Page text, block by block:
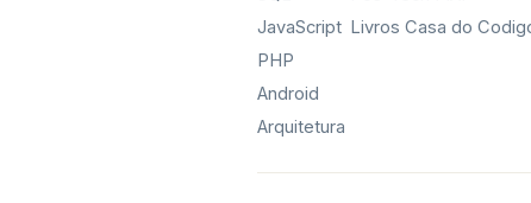
JavaScript
PHP
Android
Arquitetura
Livros Casa do